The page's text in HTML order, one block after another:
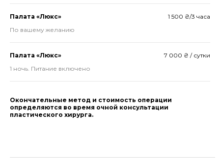
Палата «Люкс»
1 500 ₴/3 часа
По вашему желанию
Палата «Люкс»
7 000 ₴ / сутки
1 ночь. Питание включено
Окончательные метод и стоимость операции
определяются во время очной консультации
пластического хирурга.